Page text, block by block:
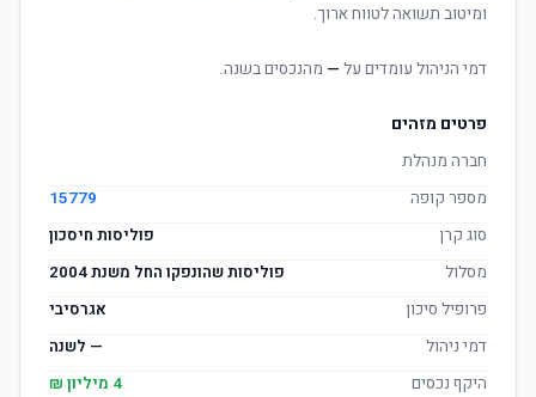
ומיטוב תשואה לטווח ארוך.
דמי הניהול עומדים על — מהנכסים בשנה.
פרטים מזהים
חברה מנהלת
מספר קופה
15779
סוג קרן
פוליסות חיסכון
מסלול
פוליסות שהונפקו החל משנת 2004
פרופיל סיכון
אגרסיבי
דמי ניהול
— לשנה
היקף נכסים
4 מיליון ₪